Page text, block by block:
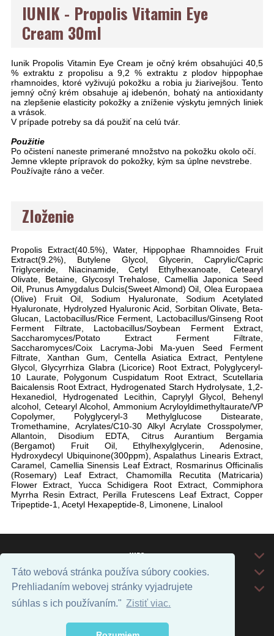
Táto webová stránka používa súbory cookies.
Prehliadaním webovej stránky vyjadrujete
súhlas s ich používaním." Zistiť viac.
IUNIK - Propolis Vitamin Eye
Cream 30ml
Iunik Propolis Vitamin Eye Cream je očný krém obsahujúci 40,5
% extraktu z propolisu a 9,2 % extraktu z plodov hippophae
rhamnoides, ktoré vyživujú pokožku a robia ju žiarivejšou. Tento
jemný očný krém obsahuje aj idebenón, bohatý na antioxidanty
na zlepšenie elasticity pokožky a zníženie výskytu jemných liniek
a vrások.
V prípade potreby sa dá použiť na celú tvár.
Použitie
Po očistení naneste primerané množstvo na pokožku okolo očí.
Jemne vklepte prípravok do pokožky, kým sa úplne nevstrebe.
Používajte ráno a večer.
Zloženie
Propolis Extract(40.5%), Water, Hippophae Rhamnoides Fruit
Extract(9.2%), Butylene Glycol, Glycerin, Caprylic/Capric
Triglyceride, Niacinamide, Cetyl Ethylhexanoate, Cetearyl
Olivate, Betaine, Glycosyl Trehalose, Camellia Japonica Seed
Oil, Prunus Amygdalus Dulcis(Sweet Almond) Oil, Olea Europaea
(Olive) Fruit Oil, Sodium Hyaluronate, Sodium Acetylated
Hyaluronate, Hydrolyzed Hyaluronic Acid, Sorbitan Olivate, Beta-
Glucan, Lactobacillus/Rice Ferment, Lactobacillus/Ginseng Root
Ferment Filtrate, Lactobacillus/Soybean Ferment Extract,
Saccharomyces/Potato Extract Ferment Filtrate,
Saccharomyces/Coix Lacryma-Jobi Ma-yuen Seed Ferment
Filtrate, Xanthan Gum, Centella Asiatica Extract, Pentylene
Glycol, Glycyrrhiza Glabra (Licorice) Root Extract, Polyglyceryl-
10 Laurate, Polygonum Cuspidatum Root Extract, Scutellaria
Baicalensis Root Extract, Hydrogenated Starch Hydrolysate, 1,2-
Hexanediol, Hydrogenated Lecithin, Caprylyl Glycol, Behenyl
alcohol, Cetearyl Alcohol, Ammonium Acryloyldimethyltaurate/VP
Copolymer, Polyglyceryl-3 Methylglucose Distearate,
Tromethamine, Acrylates/C10-30 Alkyl Acrylate Crosspolymer,
Allantoin, Disodium EDTA, Citrus Aurantium Bergamia
(Bergamot) Fruit Oil, Ethylhexylglycerin, Adenosine,
Hydroxydecyl Ubiquinone(300ppm), Aspalathus Linearis Extract,
Caramel, Camellia Sinensis Leaf Extract, Rosmarinus Officinalis
(Rosemary) Leaf Extract, Chamomilla Recutita (Matricaria)
Flower Extract, Yucca Schidigera Root Extract, Commiphora
Myrrha Resin Extract, Perilla Frutescens Leaf Extract, Copper
Tripeptide-1, Acetyl Hexapeptide-8, Limonene, Linalool
INFO
DODANIE TOVARU
KONTAKT
Prepnúť zobrazenie na plnú verziu
Copyright 2021 - 2026 © k-beauty.sk